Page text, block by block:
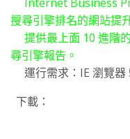
搜尋引擎排名的網站提
提供最上面 10 進階
尋引擎報告。
運行需求：IE 瀏覽器
下載：